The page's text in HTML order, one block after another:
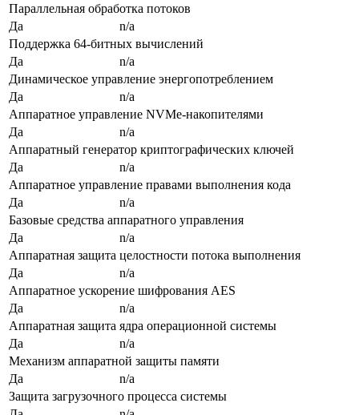
Параллельная обработка потоков
Да
n/a
Поддержка 64-битных вычислений
Да
n/a
Динамическое управление энергопотреблением
Да
n/a
Аппаратное управление NVMe-накопителями
Да
n/a
Аппаратный генератор криптографических ключей
Да
n/a
Аппаратное управление правами выполнения кода
Да
n/a
Базовые средства аппаратного управления
Да
n/a
Аппаратная защита целостности потока выполнения
Да
n/a
Аппаратное ускорение шифрования AES
Да
n/a
Аппаратная защита ядра операционной системы
Да
n/a
Механизм аппаратной защиты памяти
Да
n/a
Защита загрузочного процесса системы